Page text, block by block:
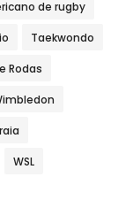
de rugby
Taekwondo
Rodas
WSL